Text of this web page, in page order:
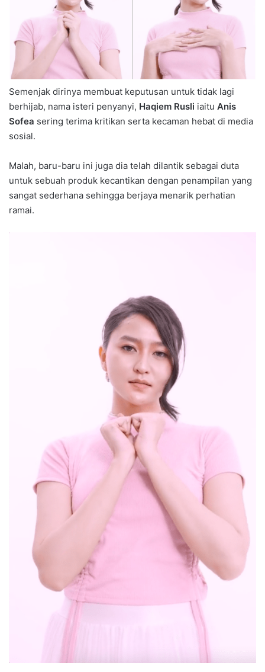
Semenjak dirinya membuat keputusan untuk tidak lagi
berhijab, nama isteri penyanyi, Haqiem Rusli iaitu Anis
Sofea sering terima kritikan serta kecaman hebat di media
sosial.
Malah, baru-baru ini juga dia telah dilantik sebagai duta
untuk sebuah produk kecantikan dengan penampilan yang
sangat sederhana sehingga berjaya menarik perhatian
ramai.